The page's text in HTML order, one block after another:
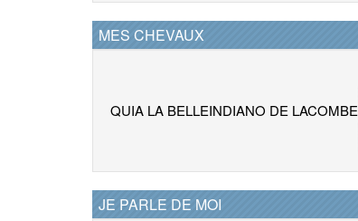
MES CHEVAUX
QUIA LA BELLEINDIANO DE LACOMBE
JE PARLE DE MOI